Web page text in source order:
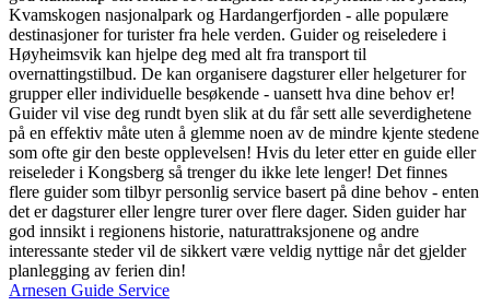
Kvamskogen nasjonalpark og Hardangerfjorden - alle populære
destinasjoner for turister fra hele verden. Guider og reiseledere i
Høyheimsvik kan hjelpe deg med alt fra transport til
overnattingstilbud. De kan organisere dagsturer eller helgeturer for
grupper eller individuelle besøkende - uansett hva dine behov er!
Guider vil vise deg rundt byen slik at du får sett alle severdighetene
på en effektiv måte uten å glemme noen av de mindre kjente stedene
som ofte gir den beste opplevelsen! Hvis du leter etter en guide eller
reiseleder i Kongsberg så trenger du ikke lete lenger! Det finnes
flere guider som tilbyr personlig service basert på dine behov - enten
det er dagsturer eller lengre turer over flere dager. Siden guider har
god innsikt i regionens historie, naturattraksjonene og andre
interessante steder vil de sikkert være veldig nyttige når det gjelder
planlegging av ferien din!
Arnesen Guide Service